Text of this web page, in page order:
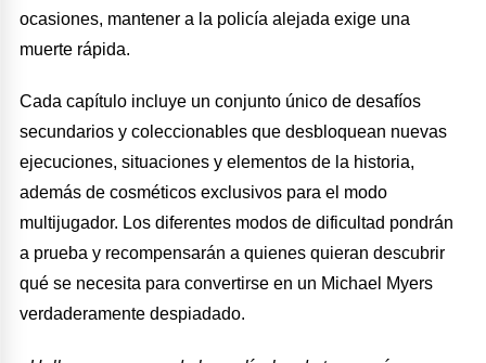
ocasiones, mantener a la policía alejada exige una
muerte rápida.
Cada capítulo incluye un conjunto único de desafíos
secundarios y coleccionables que desbloquean nuevas
ejecuciones, situaciones y elementos de la historia,
además de cosméticos exclusivos para el modo
multijugador. Los diferentes modos de dificultad pondrán
a prueba y recompensarán a quienes quieran descubrir
qué se necesita para convertirse en un Michael Myers
verdaderamente despiadado.